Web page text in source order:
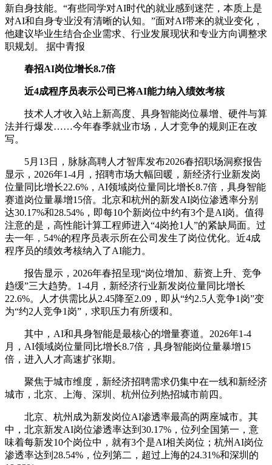
新自身技能。“有些同学对AI时代的就业感到迷茫，本质上是
对AI和自身专业没有清晰的认知。”面对AI带来的就业变化，
他建议毕业生结合企业需求、行业发展现状和专业方向调整求
职规划。 据中青报
春招AI岗位增长8.7倍
近4成程序员表示公司已将AI能力纳入绩效考核
技术人才收入站上新高度、具身智能岗位暴增、硬件与算
法并行爆发……今年春季就业市场，人才竞争的规则正在改
写。
5月13日，脉脉高聘人才智库发布2026春招职场洞察报告
显示，2026年1-4月，招聘市场大幅回暖，新经济行业新发岗
位量同比增长22.6%，AI领域岗位量同比增长8.7倍，具身智能
赛道岗位量暴增15倍。北京和杭州的新发AI岗位渗透率分别
达30.17%和28.54%，即每10个新岗位中约有3个是AI岗。值得
注意的是，高性能计算工程师进入“4岗抢1人”的紧缺局面。过
去一年，54%的程序员表示所在公司发生了岗位优化。近4成
程序员的绩效考核纳入了AI能力。
报告显示，2026年春招呈现“岗位增加、薪资上升、竞争
趋缓”三大趋势。1-4月，新经济行业新发岗位量同比增长
22.6%。人才供需比从2.45降至2.09，即从“约2.5人竞争1岗”变
为“约2人竞争1岗”，求职压力有所缓和。
其中，AI和具身智能是最核心的增量赛道。2026年1-4
月，AI领域岗位量同比增长8.7倍，具身智能岗位量暴增15
倍，进入人才高速扩张期。
聚焦于城市维度，新经济招聘需求仍集中在一线和新经济
城市，北京、上海、深圳、杭州位列热招城市前四。
北京、杭州成为新发岗位AI渗透率最高的两座城市。其
中，北京新发AI岗位渗透率达到30.17%，位列全国第一，意
味着每新发10个岗位中，就有3个是AI相关岗位；杭州AI岗位
渗透率达到28.54%，位列第二，超过上海的24.31%和深圳的